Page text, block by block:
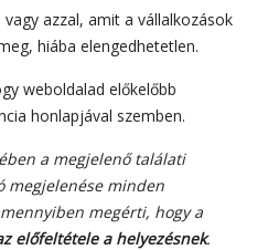
azzal, amit a vállalkozások
hiába elengedhetetlen.
weboldalad előkelőbb
honlapjával szemben.
a megjelenő találati
megjelenése minden
megérti, hogy a
előfeltétele a helyezésnek.